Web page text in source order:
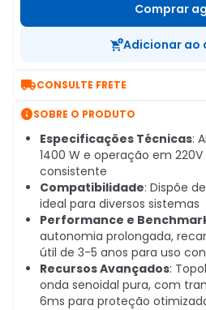
Comprar
Adicionar ao
CONSULTE FRETE
SOBRE O PRODUTO
Especificações Técnicas:
1400 W e operação em
consistente
Compatibilidade: Dispõe
ideal para diversos sistemas
Performance e
autonomia prolongada,
útil de 3-5 anos para uso
Recursos Avançados:
onda senoidal pura, com
6ms para proteção